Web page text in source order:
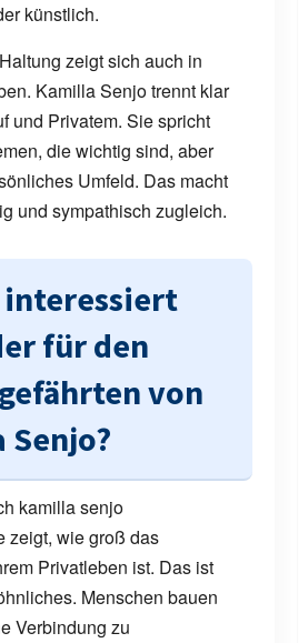
künstlich.
zeigt sich auch in
Kamilla Senjo trennt klar
und Privatem. Sie spricht
die wichtig sind, aber
Umfeld. Das macht
und sympathisch zugleich.
interessiert
für den
von
Senjo?
kamilla senjo
zeigt, wie groß das
Privatleben ist. Das ist
Menschen bauen
Verbindung zu